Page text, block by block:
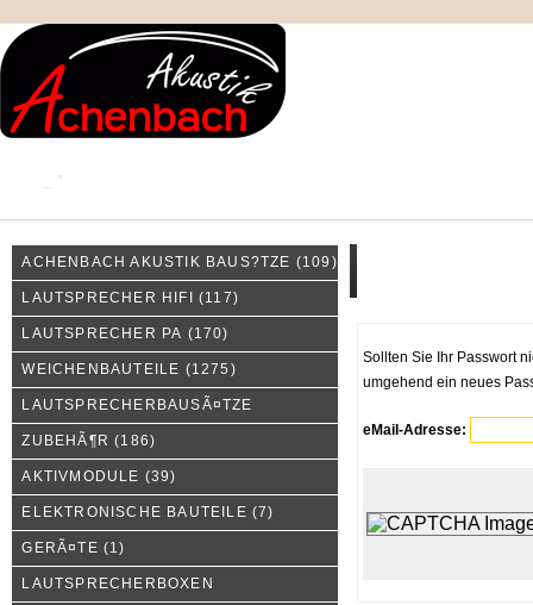
ACHENBACH AKUSTIK BAUS?TZE (109)
LAUTSPRECHER HIFI (117)
LAUTSPRECHER PA (170)
WEICHENBAUTEILE (1275)
LAUTSPRECHERBAUSÃ¤TZE
ZUBEHÃ¶R (186)
AKTIVMODULE (39)
ELEKTRONISCHE BAUTEILE (7)
GERÃ¤TE (1)
LAUTSPRECHERBOXEN
Sollten Sie Ihr Passwort
umgehend ein neues
eMail-Adresse: